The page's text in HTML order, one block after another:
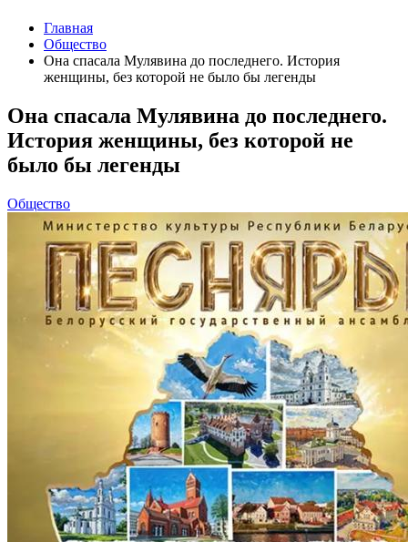
Главная
Общество
Она спасала Мулявина до последнего. История
женщины, без которой не было бы легенды
Она спасала Мулявина до последнего.
История женщины, без которой не
было бы легенды
Общество